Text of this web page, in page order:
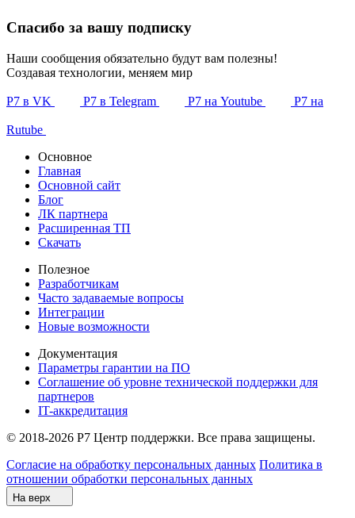
Спасибо за вашу подписку
Наши сообщения обязательно будут вам полезны!
Создавая технологии, меняем мир
Р7 в VK Р7 в Telegram Р7 на Youtube Р7 на
Rutube
Основное
Главная
Основной сайт
Блог
ЛК партнера
Расширенная ТП
Скачать
Полезное
Разработчикам
Часто задаваемые вопросы
Интеграции
Новые возможности
Документация
Параметры гарантии на ПО
Соглашение об уровне технической поддержки для
партнеров
IT-аккредитация
© 2018-2026 Р7 Центр поддержки. Все права защищены.
Согласие на обработку персональных данных Политика в
отношении обработки персональных данных
На верх